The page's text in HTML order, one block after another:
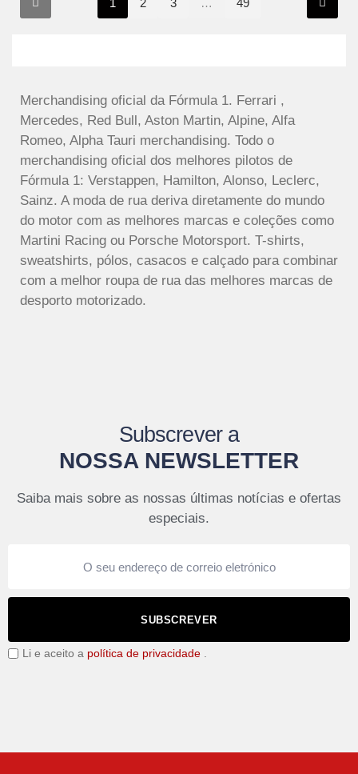
Merchandising oficial da Fórmula 1. Ferrari ,
Mercedes, Red Bull, Aston Martin, Alpine, Alfa
Romeo, Alpha Tauri merchandising. Todo o
merchandising oficial dos melhores pilotos de
Fórmula 1: Verstappen, Hamilton, Alonso, Leclerc,
Sainz. A moda de rua deriva diretamente do mundo
do motor com as melhores marcas e coleções como
Martini Racing ou Porsche Motorsport. T-shirts,
sweatshirts, pólos, casacos e calçado para combinar
com a melhor roupa de rua das melhores marcas de
desporto motorizado.
Subscrever a
NOSSA NEWSLETTER
Saiba mais sobre as nossas últimas notícias e ofertas
especiais.
SUBSCREVER
Li e aceito a política de privacidade